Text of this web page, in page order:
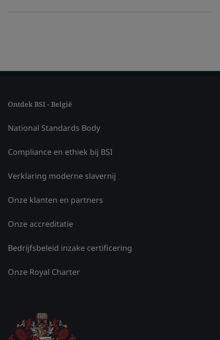
Ontdek BSI - België
National Standards Body
Compliance en ethiek bij BSI
Verklaring moderne slavernij
Onze klanten en partners
Onze accreditatie
Bedrijfsbeleid inzake certificering
Onze Royal Charter